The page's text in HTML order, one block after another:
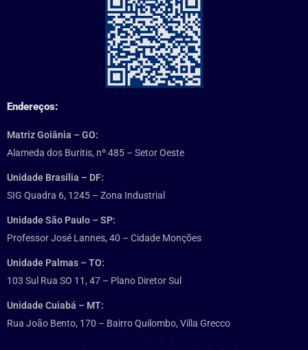
Endereços:
Matriz Goiânia – GO:
Alameda dos Buritis, nº 485 – Setor Oeste
Unidade Brasília – DF:
SIG Quadra 6, 1245 – Zona Industrial
Unidade São Paulo – SP:
Professor José Lannes, 40 – Cidade Monções
Unidade Palmas – TO:
103 Sul Rua SO 11, 47 – Plano Diretor Sul
Unidade Cuiabá – MT:
Rua João Bento, 170 – Bairro Quilombo, Villa Grecco